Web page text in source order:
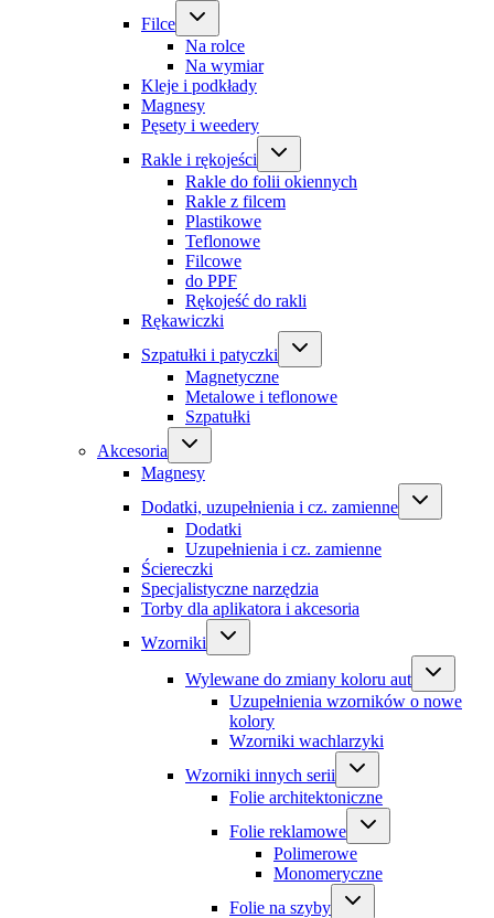
Filce
Na rolce
Na wymiar
Kleje i podkłady
Magnesy
Pęsety i weedery
Rakle i rękojeści
Rakle do folii okiennych
Rakle z filcem
Plastikowe
Teflonowe
Filcowe
do PPF
Rękojeść do rakli
Rękawiczki
Szpatułki i patyczki
Magnetyczne
Metalowe i teflonowe
Szpatułki
Akcesoria
Magnesy
Dodatki, uzupełnienia i cz. zamienne
Dodatki
Uzupełnienia i cz. zamienne
Ściereczki
Specjalistyczne narzędzia
Torby dla aplikatora i akcesoria
Wzorniki
Wylewane do zmiany koloru aut
Uzupełnienia wzorników o nowe
kolory
Wzorniki wachlarzyki
Wzorniki innych serii
Folie architektoniczne
Folie reklamowe
Polimerowe
Monomeryczne
Folie na szyby